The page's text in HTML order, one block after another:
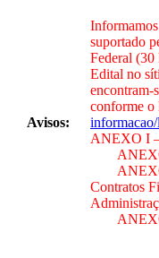
Avisos:
suportado
Federal (30
Edital no
encontram-
conforme o
ANEXO I –
Contratos